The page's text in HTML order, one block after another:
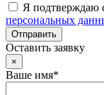
Я подтверждаю
персональных
Отправить
Оставить заявку
×
Ваше имя*